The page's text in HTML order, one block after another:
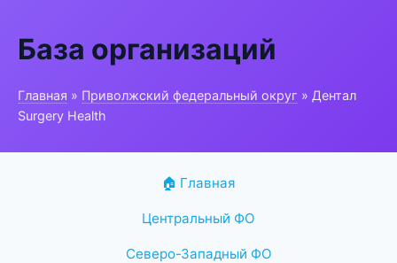
База организаций
Главная » Приволжский федеральный округ » Дентал
Surgery Health
🏠 Главная
Центральный ФО
Северо-Западный ФО